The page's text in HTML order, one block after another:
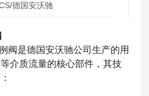
德国安沃驰
阀是德国安沃驰公司生产的用
介质流量的核心部件，其技